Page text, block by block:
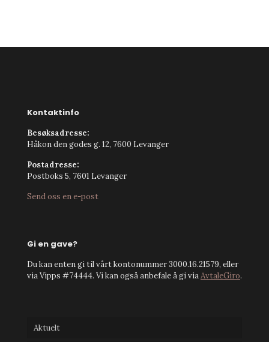
Kontaktinfo
Besøksadresse:
Håkon den godes g. 12, 7600 Levanger
Postadresse:
Postboks 5, 7601 Levanger
Send oss en e-post
Gi en gave?
Du kan enten gi til vårt kontonummer 3000.16.21579, eller
via Vipps #74444. Vi kan også anbefale å gi viaAvtaleGiro.
Aktuelt